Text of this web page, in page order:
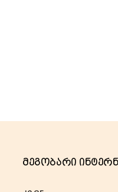
Მეგობარი